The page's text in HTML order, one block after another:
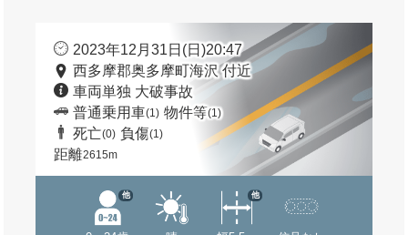
2023年12月31日(日)20:47
西多摩郡奥多摩町海沢 付近
車両単独 大破事故
普通乗用車(1) 物件等(1)
死亡(0) 負傷(1)
距離2615m
他 他